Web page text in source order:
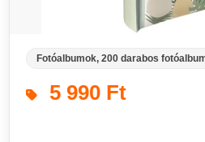
Fotóalbumok, 200 darabos
5 990 Ft